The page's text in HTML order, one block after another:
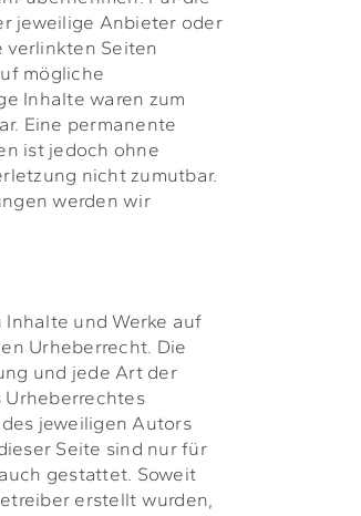
jeweilige Anbieter oder
verlinkten Seiten
mögliche
Inhalte waren zum
Eine permanente
ist jedoch ohne
nicht zumutbar.
werden wir
und Werke auf
Urheberrecht. Die
und jede Art der
Urheberrechtes
jeweiligen Autors
Seite sind nur für
gestattet. Soweit
erstellt wurden,